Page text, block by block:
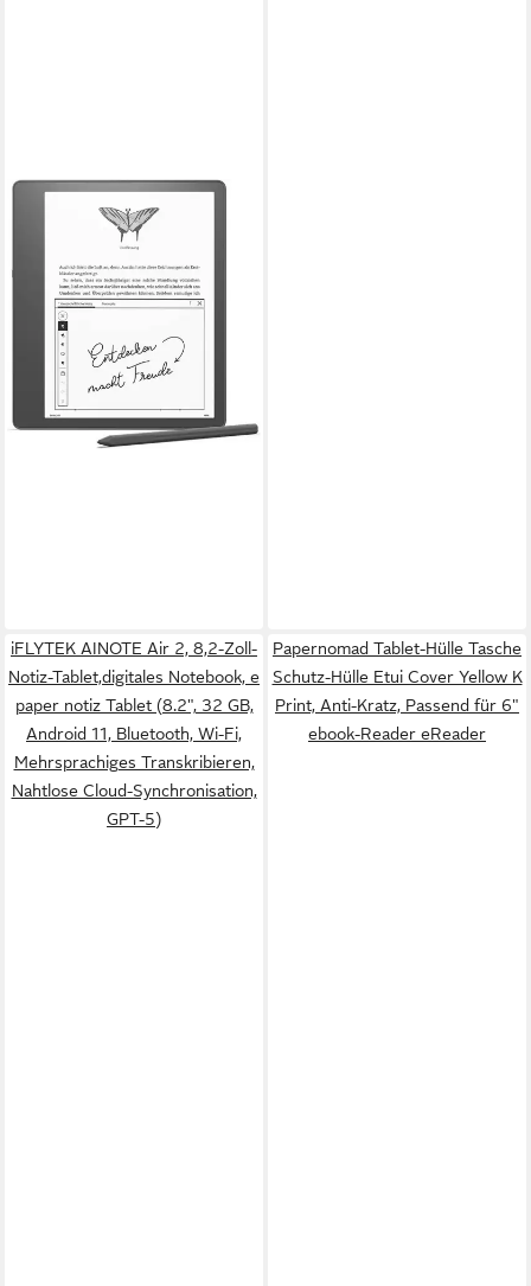
Kindle Scribe Premium-
Zeichnen E-Book
10.2 Zoll
399,99 €
19,87 €
mtl. in 24 Raten
leider ausverkauft
iFLYTEK AINOTE Air 2, 8,2-Zoll-
Notiz-Tablet,digitales Notebook, e
paper notiz Tablet (8.2", 32 GB,
Android 11, Bluetooth, Wi-Fi,
Mehrsprachiges Transkribieren,
Nahtlose Cloud-Synchronisation,
GPT-5)
Papernomad Tablet-Hülle Tasche
Schutz-Hülle Etui Cover Yellow K
Print, Anti-Kratz, Passend für 6"
ebook-Reader eReader